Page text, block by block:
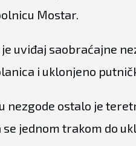
Mostar.
je uviđaj saobraćajne
i uklonjeno
nezgode ostalo je
se jednom trakom do